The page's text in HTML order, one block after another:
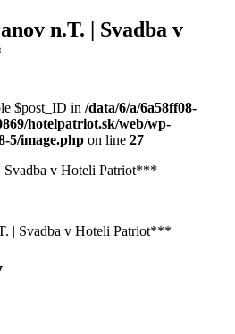
n.T. | Svadba v
$post_ID in /data/6/a/6a58ff08-
hotelpatriot.sk/web/wp-
5/image.php on line 27
Svadba v Hoteli Patriot***